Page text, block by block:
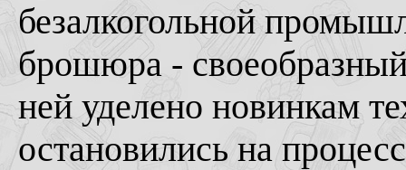
безалкогольной
брошюра -
ней уделено новинкам
остановились на